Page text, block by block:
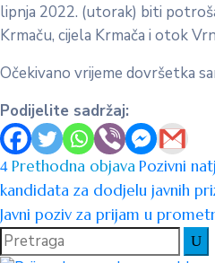
lipnja 2022. (utorak) biti
Krmaču, cijela Krmača i otok
Očekivano vrijeme dovršetka
Podijelite sadržaj:
Prethodna objavaPozivni
kandidata za dodjelu javnih
Javni poziv za prijam u